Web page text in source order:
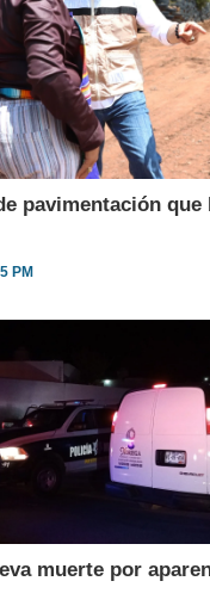
pavimentación que
PM
muerte por